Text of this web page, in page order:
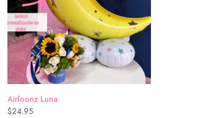
Lluvia de flores($0.00)
Tú mereces flores hoy
Airloonz Luna
$24.95